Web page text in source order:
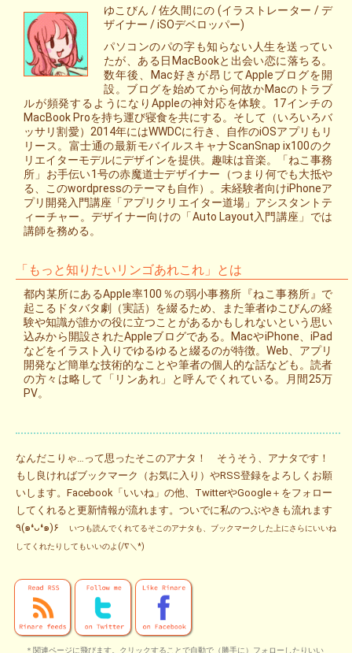
ゆこびん / 佐久間にの (イラストレーター / デ
ザイナー / iSOデベロッパー)
パソコンのパの字も知らない人生を送ってい
たが、ある日MacBookと出会い恋に落ちる。
数年後、Mac好きが昂じてAppleブログを開
設。ブログを始めてから何故かMacのトラブ
ルが頻発するようになりAppleの神対応を体験。17インチの
MacBook Proを持ち運び寝食を共にする。そして（いろいろバ
ッサリ割愛）2014年にはWWDCに行き、自作のiOSアプリもリ
リース。富士通の最新モバイルスキャナScanSnap ix100のク
リエイターモデルにデザインを提供。趣味は音楽。「ねこ事務
所」お手伝い1号の赤魔道士デザイナー（つまり何でも大抵や
る、このwordpressのテーマも自作）。未経験者向けiPhoneア
プリ開発入門講座「アプリクリエイター道場」アシスタントテ
ィーチャー。デザイナー向けの「Auto Layout入門講座」では
講師を務める。
「もっと知りたいリンゴあれこれ」とは
都内某所にあるApple率100％の弱小事務所『ねこ事務所』で
起こるドタバタ劇（実話）を綴るため、また筆者ゆこびんの経
験や知識が誰かの役に立つことがあるかもしれないという思い
込みから開設されたAppleブログである。MacやiPhone、iPad
などをイラスト入りでゆるゆると綴るのが特徴。Web、アプリ
開発など簡単な技術的なことや筆者の個人的な話なども。読者
の方々は略して「リンあれ」と呼んでくれている。月間25万
PV。
なんだこりゃ…って思ったそこのアナタ！ そうそう、アナタです！
もし良ければブックマーク（お気に入り）やRSS登録をよろしくお願
いします。Facebook「いいね」の他、TwitterやGoogle＋をフォロー
してくれると更新情報が流れます。ついでに私のつぶやきも流れます
٩(๑❛ᴗ❛๑)۶
いつも読んでくれてるそこのアナタも、ブックマークした上にさらにいいね
してくれたりしてもいいのよ(/∇＼*)
＊関連ページに飛びます。クリックすることで自動で（勝手に）フォローしたりいい